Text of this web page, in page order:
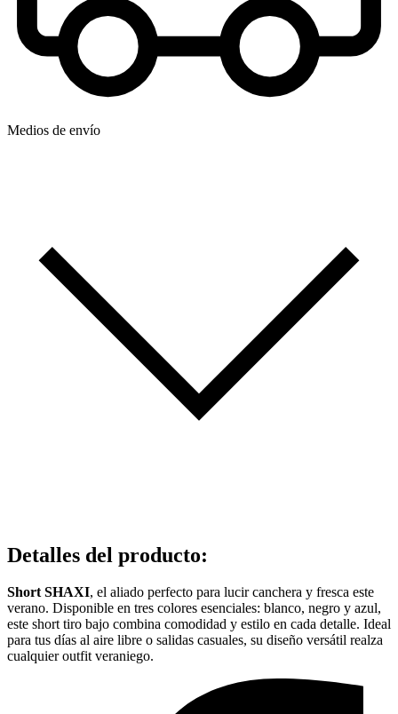
Medios de envío
Detalles del producto:
Short SHAXI, el aliado perfecto para lucir canchera y fresca este
verano. Disponible en tres colores esenciales: blanco, negro y azul,
este short tiro bajo combina comodidad y estilo en cada detalle. Ideal
para tus días al aire libre o salidas casuales, su diseño versátil realza
cualquier outfit veraniego.